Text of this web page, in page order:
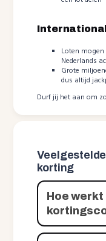
Loten
Nederlands
Grote
dus altijd
Durf jij het aan om
korting
Hoe